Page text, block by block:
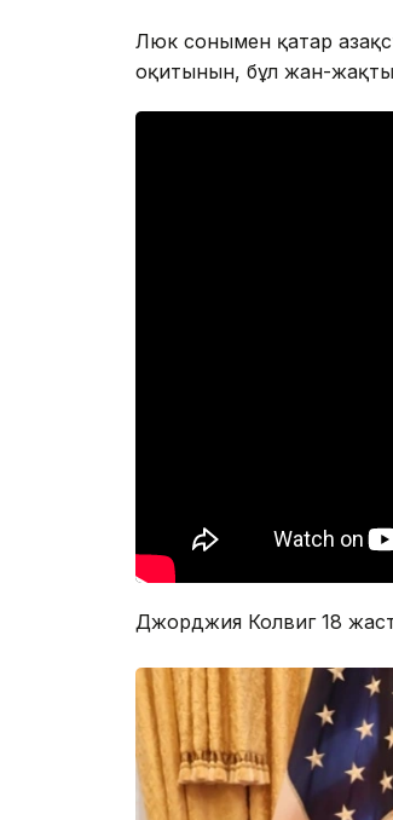
Люк сонымен қатар
оқитынын, бұл жан-жақты
Джорджия Колвиг 18